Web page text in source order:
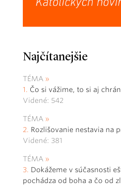
Najčítanejšie
TÉMA
Čo si vážime, to si aj
Videné: 542
TÉMA
Rozlišovanie nestavia na
Videné: 381
TÉMA
Dokážeme v súčasnosti
pochádza od boha a čo od